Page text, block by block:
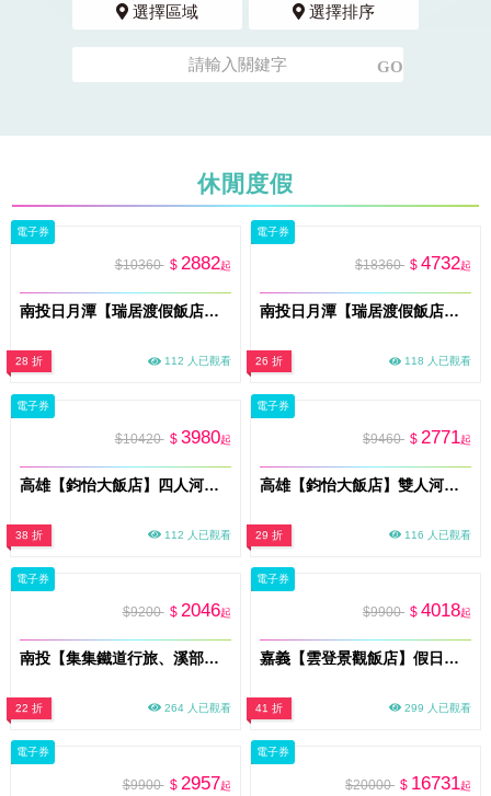
選擇區域 選擇排序
休閒度假
電子券
$10360 $ 2882起
南投日月潭【瑞居渡假飯店】2天1夜親子樂園專案住宿券2大1小含早+九族文化村門票1張
28 折 112 人已觀看
電子券
$18360 $4732起
南投日月潭【瑞居渡假飯店】3天2夜親子樂園專案2大2小含早+九族文化村門票2張
26 折 118 人已觀看
電子券
$10420 $ 3980起
高雄【鈞怡大飯店】四人河景房一泊二食/獨家贈送下午茶&遊船票(MO)
38 折 112 人已觀看
電子券
$9460 $ 2771起
高雄【鈞怡大飯店】雙人河景房一泊二食/獨家贈送下午茶&遊船票(MO)
29 折 116 人已觀看
電子券
$9200 $ 2046起
南投【集集鐵道行旅、溪部好呆庄露營體驗莊園、雅薇時尚精品旅館】三館聯賣住宿券(MO)
22 折 264 人已觀看
電子券
$9900 $4018起
嘉義【雲登景觀飯店】假日標準雙人房一泊一食★免費升等4人房MO26
41 折 299 人已觀看
電子券
$9900 $ 2957起
電子券
$20000 $ 16731起